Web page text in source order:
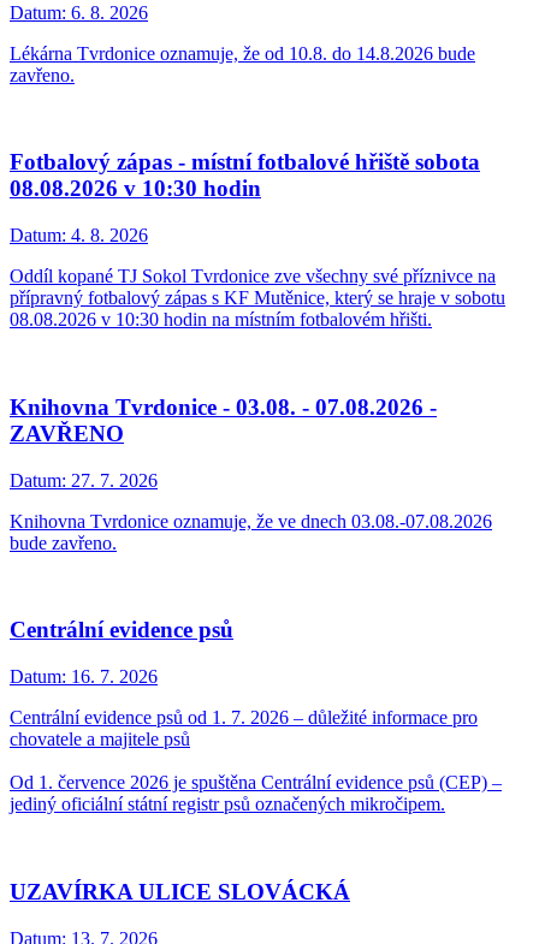
Datum: 6. 8. 2026
Lékárna Tvrdonice oznamuje, že od 10.8. do 14.8.2026 bude
zavřeno.
Fotbalový zápas - místní fotbalové hřiště sobota
08.08.2026 v 10:30 hodin
Datum: 4. 8. 2026
Oddíl kopané TJ Sokol Tvrdonice zve všechny své příznivce na
přípravný fotbalový zápas s KF Mutěnice, který se hraje v sobotu
08.08.2026 v 10:30 hodin na místním fotbalovém hřišti.
Knihovna Tvrdonice - 03.08. - 07.08.2026 -
ZAVŘENO
Datum: 27. 7. 2026
Knihovna Tvrdonice oznamuje, že ve dnech 03.08.-07.08.2026
bude zavřeno.
Centrální evidence psů
Datum: 16. 7. 2026
Centrální evidence psů od 1. 7. 2026 – důležité informace pro
chovatele a majitele psů
Od 1. července 2026 je spuštěna Centrální evidence psů (CEP) –
jediný oficiální státní registr psů označených mikročipem.
UZAVÍRKA ULICE SLOVÁCKÁ
Datum: 13. 7. 2026